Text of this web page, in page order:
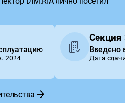
2024
Секция
Введено
Дата